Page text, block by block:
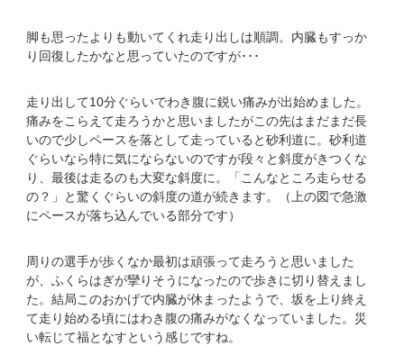
脚も思ったよりも動いてくれ走り出しは順調。内臓もすっか
り回復したかなと思っていたのですが･･･
走り出して10分ぐらいでわき腹に鋭い痛みが出始めました。
痛みをこらえて走ろうかと思いましたがこの先はまだまだ長
いので少しペースを落として走っていると砂利道に。砂利道
ぐらいなら特に気にならないのですが段々と斜度がきつくな
り、最後は走るのも大変な斜度に。「こんなところ走らせる
の？」と驚くぐらいの斜度の道が続きます。（上の図で急激
にペースが落ち込んでいる部分です）
周りの選手が歩くなか最初は頑張って走ろうと思いました
が、ふくらはぎが攣りそうになったので歩きに切り替えまし
た。結局このおかげで内臓が休まったようで、坂を上り終え
て走り始める頃にはわき腹の痛みがなくなっていました。災
い転じて福となすという感じですね。